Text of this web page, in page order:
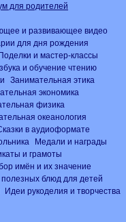
для родителей
и развивающее видео
для дня рождения
и мастер-классы
и обучение чтению
Занимательная этика
экономика
физика
океанология
в аудиоформате
Медали и награды
и грамоты
имён и их значение
блюд для детей
Идеи рукоделия и творчества